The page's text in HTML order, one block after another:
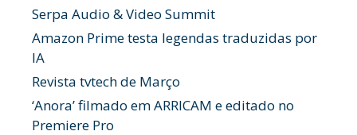
Serpa Audio & Video Summit
Amazon Prime testa legendas traduzidas por
IA
Revista tvtech de Março
‘Anora’ filmado em ARRICAM e editado no
Premiere Pro